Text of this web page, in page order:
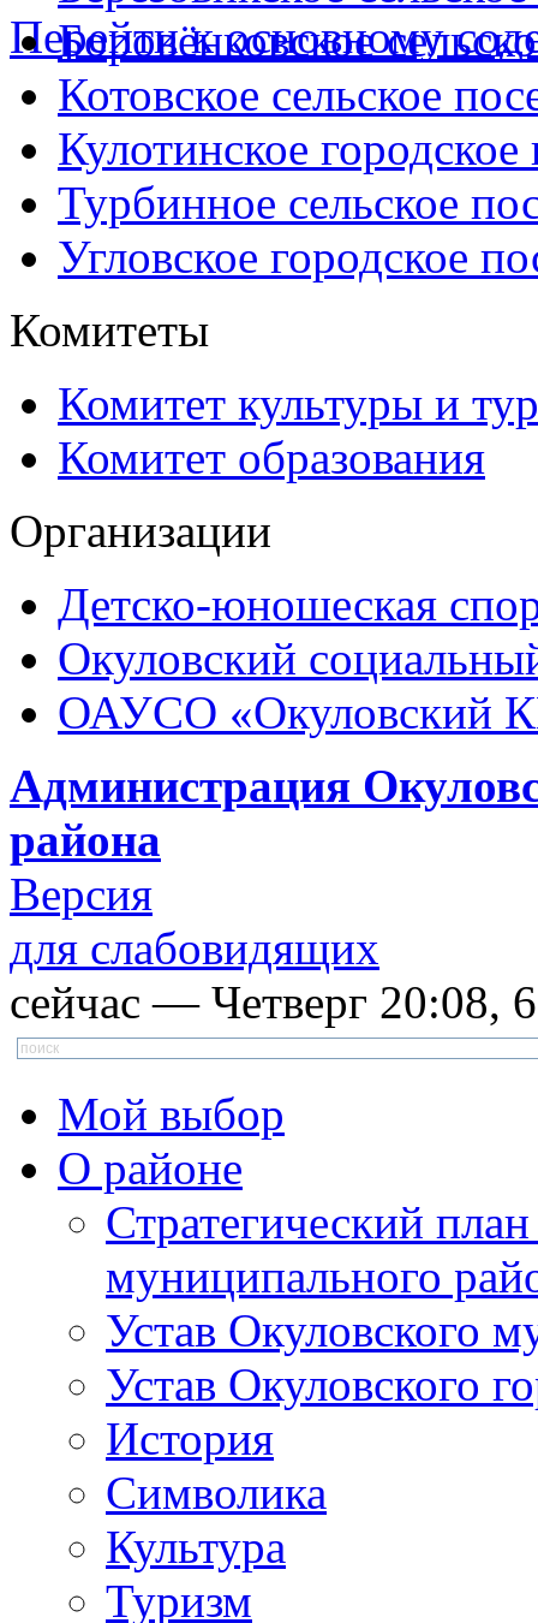
Перейти к основному
Боровёнковское
Котовское сельское
Кулотинское городское
Турбинное сельское
Угловское городское
Комитеты
Комитет культуры и
Комитет образования
Организации
Детско-юношеская
Окуловский
ОАУСО «Окуловский
Администрация
района
Версия
для слабовидящих
сейчас — Четверг 20:08, 6
Мой выбор
О районе
Стратегический
муниципального
Устав Окуловского
Устав Окуловского
История
Символика
Культура
Туризм